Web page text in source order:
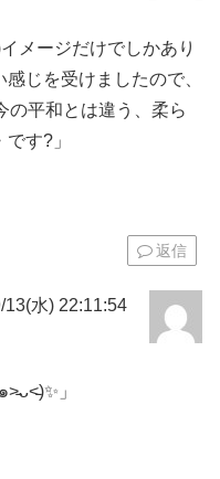
メージだけでしかあり
じを受けましたので、
の平和とは違う、柔ら
す?」
返信
水) 22:11:54
」